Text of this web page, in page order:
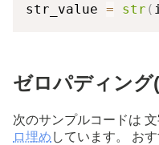
str_value = str (
ゼロパディング
次のサンプルコードは
ロ埋め しています。 お